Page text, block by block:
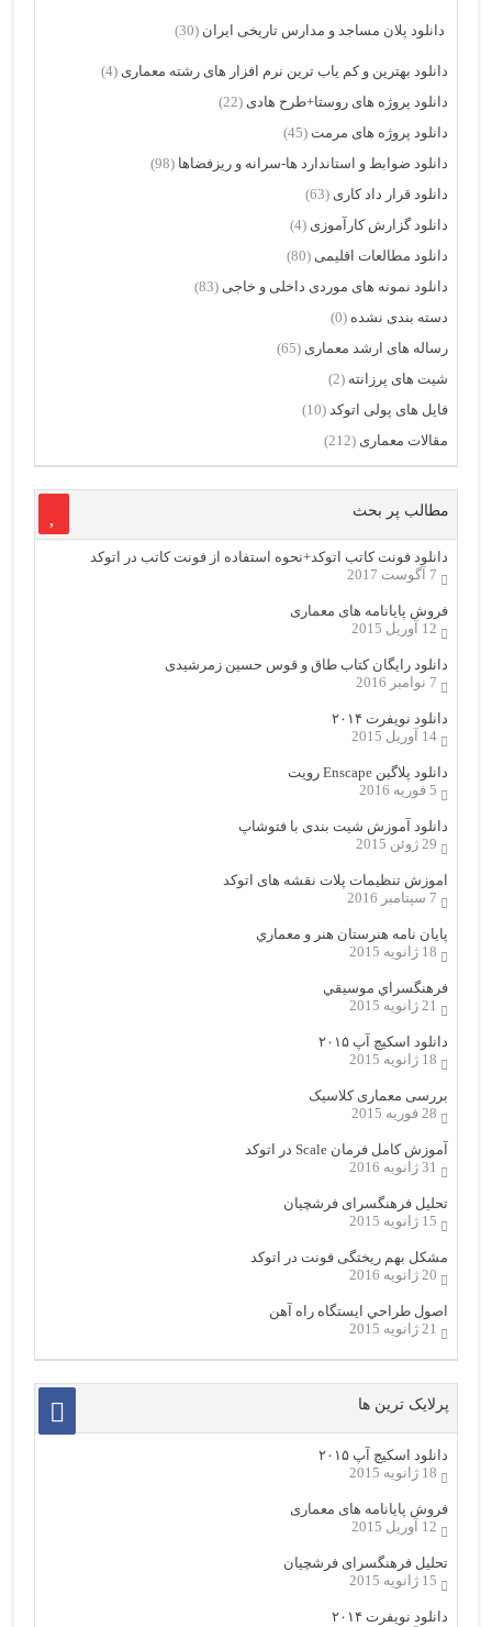
دانلود پلان مساجد و مدارس تاریخی ایران (30)
دانلود بهترین و کم یاب ترین نرم افزار های رشته معماری (4)
دانلود پروژه های روستا+طرح هادی (22)
دانلود پروژه های مرمت (45)
دانلود ضوابط و استاندارد ها-سرانه و ریزفضاها (98)
دانلود قرار داد کاری (63)
دانلود گزارش کارآموزی (4)
دانلود مطالعات اقلیمی (80)
دانلود نمونه های موردی داخلی و خاجی (83)
دسته بندی نشده (0)
رساله های ارشد معماری (65)
شیت های پرزانته (2)
فایل های پولی اتوکد (10)
مقالات معماری (212)
مطالب پر بحث
دانلود فونت کاتب اتوکد+نحوه استفاده از فونت کاتب در اتوکد
7 آگوست 2017
فروش پایانامه های معماری
12 آوریل 2015
دانلود رایگان کتاب طاق و قوس حسین زمرشیدی
7 نوامبر 2016
دانلود نویفرت ۲۰۱۴
14 آوریل 2015
دانلود پلاگین Enscape رویت
5 فوریه 2016
دانلود آموزش شیت بندی با فتوشاپ
29 ژوئن 2015
اموزش تنظیمات پلات نقشه های اتوکد
7 سپتامبر 2016
پایان نامه هنرستان هنر و معماري
18 ژانویه 2015
فرهنگسراي موسيقي
21 ژانویه 2015
دانلود اسکیچ آپ ۲۰۱۵
18 ژانویه 2015
بررسی معماری کلاسیک
28 فوریه 2015
آموزش کامل فرمان Scale در اتوکد
31 ژانویه 2016
تحلیل فرهنگسرای فرشچیان
15 ژانویه 2015
مشکل بهم ریختگی فونت در اتوکد
20 ژانویه 2016
اصول طراحي ایستگاه راه آهن
21 ژانویه 2015
پرلایک ترین ها
دانلود اسکیچ آپ ۲۰۱۵
18 ژانویه 2015
فروش پایانامه های معماری
12 آوریل 2015
تحلیل فرهنگسرای فرشچیان
15 ژانویه 2015
دانلود نویفرت ۲۰۱۴